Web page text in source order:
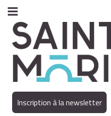
Inscription à la newsletter